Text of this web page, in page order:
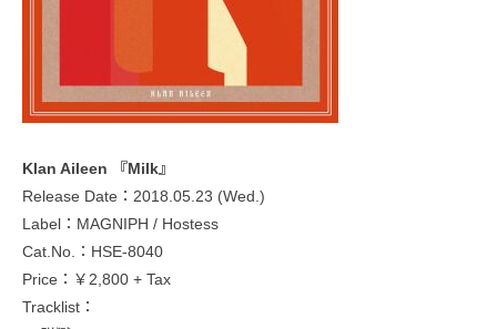
Klan Aileen 『Milk』
Release Date：2018.05.23 (Wed.)
Label：MAGNIPH / Hostess
Cat.No.：HSE-8040
Price：￥2,800 + Tax
Tracklist：